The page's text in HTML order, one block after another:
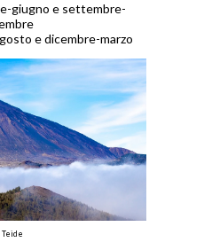
giugno e settembre-
e dicembre-marzo